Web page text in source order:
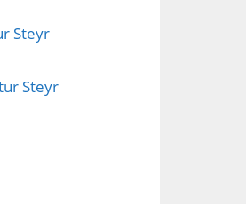
Steyr
Steyr